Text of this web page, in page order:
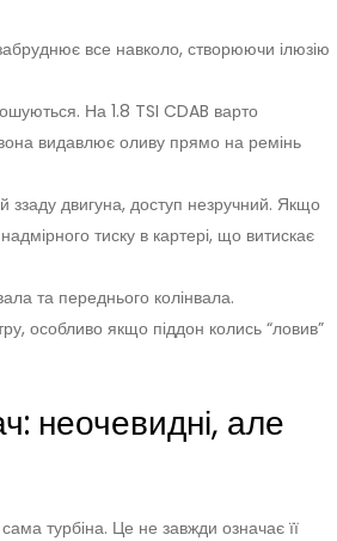
все навколо, створюючи ілюзію
На 1.8 TSI CDAB варто
видавлює оливу прямо на ремінь
ззаду двигуна, доступ незручний. Якщо
тиску в картері, що витискає
та переднього колінвала.
особливо якщо піддон колись “ловив”
неочевидні, але
турбіна. Це не завжди означає її